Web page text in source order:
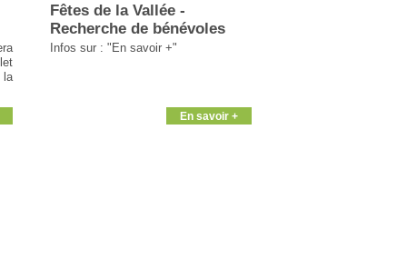
la
Fêtes de la Vallée -
Recherche de bénévoles
Infos sur : "En savoir +"
En savoir +